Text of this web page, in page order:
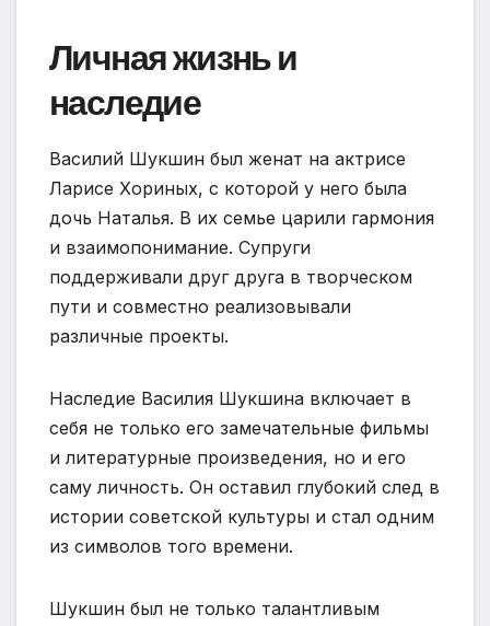
Личная жизнь и
наследие
Василий Шукшин был женат на актрисе
Ларисе Хориных, с которой у него была
дочь Наталья. В их семье царили гармония
и взаимопонимание. Супруги
поддерживали друг друга в творческом
пути и совместно реализовывали
различные проекты.
Наследие Василия Шукшина включает в
себя не только его замечательные фильмы
и литературные произведения, но и его
саму личность. Он оставил глубокий след в
истории советской культуры и стал одним
из символов того времени.
Шукшин был не только талантливым